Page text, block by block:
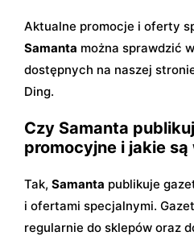
Aktualne promocje i oferty
Samanta można sprawdzić w
dostępnych na naszej
Ding.
Czy Samanta
promocyjne i jakie
Tak, Samanta publikuje
i ofertami specjalnymi.
regularnie do sklepów oraz